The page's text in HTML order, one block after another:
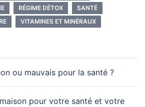
RÉGIME DÉTOX
SANTÉ
VITAMINES ET MINÉRAUX
ou mauvais pour la santé ?
pour votre santé et votre